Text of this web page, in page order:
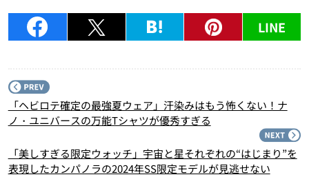
LINE
「ヘビロテ確定の最強夏ウェア」汗染みはもう怖くない！ナ
ノ・ユニバースの万能Tシャツが優秀すぎる
「美しすぎる限定ウォッチ」宇宙と星それぞれの“はじまり”を
表現したカンパノラの2024年SS限定モデルが見逃せない